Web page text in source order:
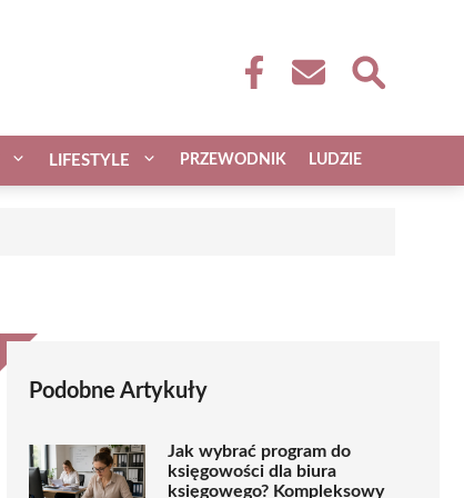
LIFESTYLE PRZEWODNIK LUDZIE
Podobne Artykuły
Jak wybrać program do
księgowości dla biura
księgowego? Kompleksowy